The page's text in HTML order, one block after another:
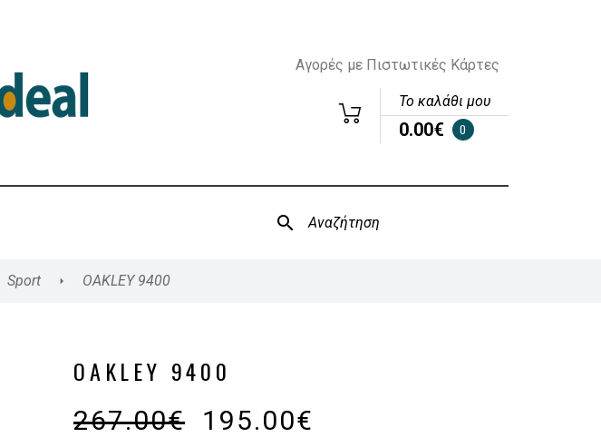
Αγορές με Πιστωτικές Κάρτες
Το καλάθι μου
0.00€ 0
Sport OAKLEY 9400
OAKLEY 9400
267.00€ 195.00€